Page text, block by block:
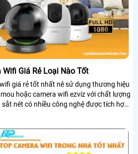
Wifi Giá Rẻ Loại Nào Tốt
giá rẻ tốt nhất nê sử dụng thương hiệu
hoặc camera wifi ezviz với chất lượng
sắt nét có nhiều công nghệ được tích hợp